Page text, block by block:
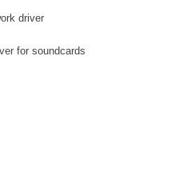
driver
for soundcards